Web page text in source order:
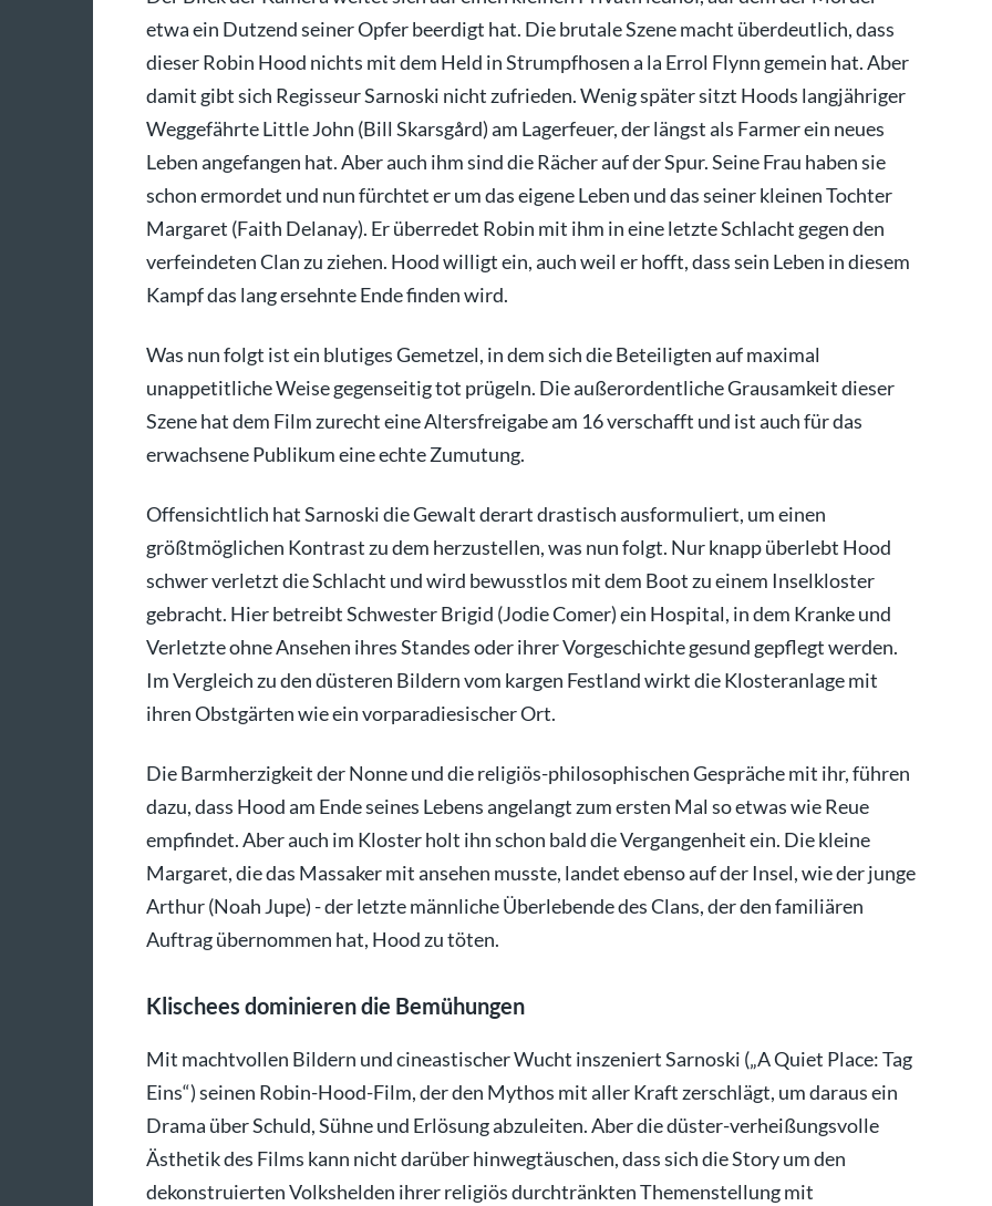
etwa ein Dutzend seiner Opfer beerdigt hat. Die brutale Szene macht überdeutlich, dass
dieser Robin Hood nichts mit dem Held in Strumpfhosen a la Errol Flynn gemein hat. Aber
damit gibt sich Regisseur Sarnoski nicht zufrieden. Wenig später sitzt Hoods langjähriger
Weggefährte Little John (Bill Skarsgård) am Lagerfeuer, der längst als Farmer ein neues
Leben angefangen hat. Aber auch ihm sind die Rächer auf der Spur. Seine Frau haben sie
schon ermordet und nun fürchtet er um das eigene Leben und das seiner kleinen Tochter
Margaret (Faith Delanay). Er überredet Robin mit ihm in eine letzte Schlacht gegen den
verfeindeten Clan zu ziehen. Hood willigt ein, auch weil er hofft, dass sein Leben in diesem
Kampf das lang ersehnte Ende finden wird.
Was nun folgt ist ein blutiges Gemetzel, in dem sich die Beteiligten auf maximal
unappetitliche Weise gegenseitig tot prügeln. Die außerordentliche Grausamkeit dieser
Szene hat dem Film zurecht eine Altersfreigabe am 16 verschafft und ist auch für das
erwachsene Publikum eine echte Zumutung.
Offensichtlich hat Sarnoski die Gewalt derart drastisch ausformuliert, um einen
größtmöglichen Kontrast zu dem herzustellen, was nun folgt. Nur knapp überlebt Hood
schwer verletzt die Schlacht und wird bewusstlos mit dem Boot zu einem Inselkloster
gebracht. Hier betreibt Schwester Brigid (Jodie Comer) ein Hospital, in dem Kranke und
Verletzte ohne Ansehen ihres Standes oder ihrer Vorgeschichte gesund gepflegt werden.
Im Vergleich zu den düsteren Bildern vom kargen Festland wirkt die Klosteranlage mit
ihren Obstgärten wie ein vorparadiesischer Ort.
Die Barmherzigkeit der Nonne und die religiös-philosophischen Gespräche mit ihr, führen
dazu, dass Hood am Ende seines Lebens angelangt zum ersten Mal so etwas wie Reue
empfindet. Aber auch im Kloster holt ihn schon bald die Vergangenheit ein. Die kleine
Margaret, die das Massaker mit ansehen musste, landet ebenso auf der Insel, wie der junge
Arthur (Noah Jupe) - der letzte männliche Überlebende des Clans, der den familiären
Auftrag übernommen hat, Hood zu töten.
Klischees dominieren die Bemühungen
Mit machtvollen Bildern und cineastischer Wucht inszeniert Sarnoski („A Quiet Place: Tag
Eins“) seinen Robin-Hood-Film, der den Mythos mit aller Kraft zerschlägt, um daraus ein
Drama über Schuld, Sühne und Erlösung abzuleiten. Aber die düster-verheißungsvolle
Ästhetik des Films kann nicht darüber hinwegtäuschen, dass sich die Story um den
dekonstruierten Volkshelden ihrer religiös durchtränkten Themenstellung mit